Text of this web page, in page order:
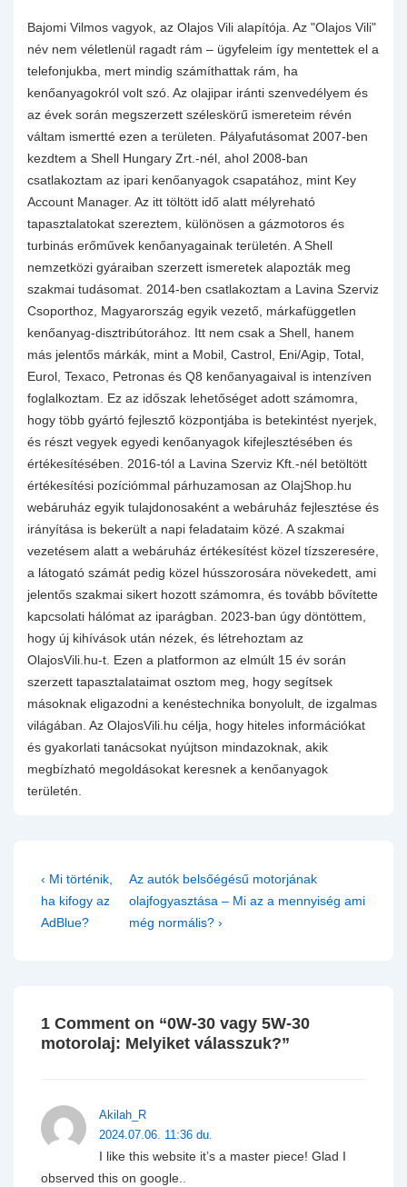
Bajomi Vilmos vagyok, az Olajos Vili alapítója. Az "Olajos Vili"
név nem véletlenül ragadt rám – ügyfeleim így mentettek el a
telefonjukba, mert mindig számíthattak rám, ha
kenőanyagokról volt szó. Az olajipar iránti szenvedélyem és
az évek során megszerzett széleskörű ismereteim révén
váltam ismertté ezen a területen. Pályafutásomat 2007-ben
kezdtem a Shell Hungary Zrt.-nél, ahol 2008-ban
csatlakoztam az ipari kenőanyagok csapatához, mint Key
Account Manager. Az itt töltött idő alatt mélyreható
tapasztalatokat szereztem, különösen a gázmotoros és
turbinás erőművek kenőanyagainak területén. A Shell
nemzetközi gyáraiban szerzett ismeretek alapozták meg
szakmai tudásomat. 2014-ben csatlakoztam a Lavina Szerviz
Csoporthoz, Magyarország egyik vezető, márkafüggetlen
kenőanyag-disztribútorához. Itt nem csak a Shell, hanem
más jelentős márkák, mint a Mobil, Castrol, Eni/Agip, Total,
Eurol, Texaco, Petronas és Q8 kenőanyagaival is intenzíven
foglalkoztam. Ez az időszak lehetőséget adott számomra,
hogy több gyártó fejlesztő központjába is betekintést nyerjek,
és részt vegyek egyedi kenőanyagok kifejlesztésében és
értékesítésében. 2016-tól a Lavina Szerviz Kft.-nél betöltött
értékesítési pozíciómmal párhuzamosan az OlajShop.hu
webáruház egyik tulajdonosaként a webáruház fejlesztése és
irányítása is bekerült a napi feladataim közé. A szakmai
vezetésem alatt a webáruház értékesítést közel tízszeresére,
a látogató számát pedig közel hússzorosára növekedett, ami
jelentős szakmai sikert hozott számomra, és tovább bővítette
kapcsolati hálómat az iparágban. 2023-ban úgy döntöttem,
hogy új kihívások után nézek, és létrehoztam az
OlajosVili.hu-t. Ezen a platformon az elmúlt 15 év során
szerzett tapasztalataimat osztom meg, hogy segítsek
másoknak eligazodni a kenéstechnika bonyolult, de izgalmas
világában. Az OlajosVili.hu célja, hogy hiteles információkat
és gyakorlati tanácsokat nyújtson mindazoknak, akik
megbízható megoldásokat keresnek a kenőanyagok
területén.
Bejegyzés
navigáció
Previous
Post
is
‹ Mi történik,
ha kifogy az
AdBlue?
Next
Post
is
Az autók belsőégésű motorjának
olajfogyasztása – Mi az a mennyiség ami
még normális? ›
1 Comment on “0W-30 vagy 5W-30
motorolaj: Melyiket válasszuk?”
Akilah_R
2024.07.06. 11:36 du.
I like this website it’s a master piece! Glad I
observed this on google..